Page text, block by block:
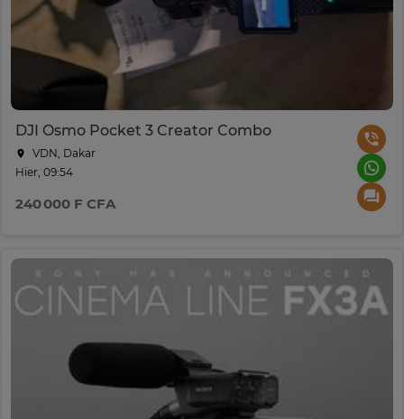
DJI Osmo Pocket 3 Creator Combo
VDN, Dakar
Hier, 09:54
240 000 F CFA